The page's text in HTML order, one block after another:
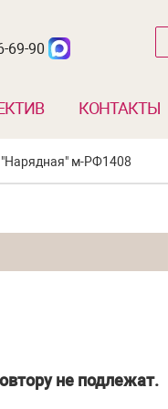
69-90
КОНТАКТЫ
"Нарядная" м-РФ1408
не подлежат.